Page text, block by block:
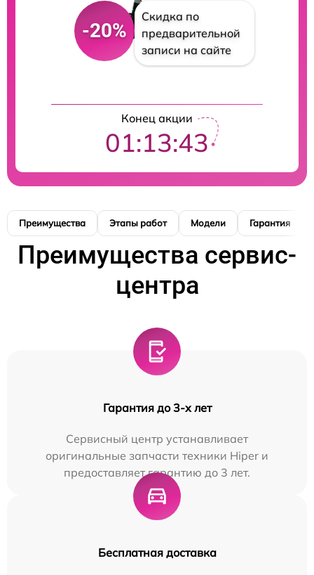
-20%
Скидка по
предварительной
записи на сайте
Конец акции
01:13:42
Преимущества Этапы работ Модели Гарантия
Преимущества сервис-
центра
Гарантия до 3-х лет
Сервисный центр устанавливает
оригинальные запчасти техники Hiper и
предоставляет гарантию до 3 лет.
Бесплатная доставка